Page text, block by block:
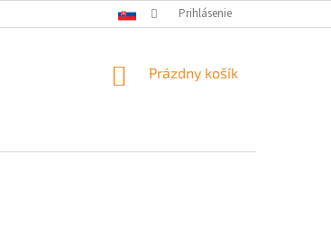
Prihlásenie
NÁKUPNÝ
Prázdny košík